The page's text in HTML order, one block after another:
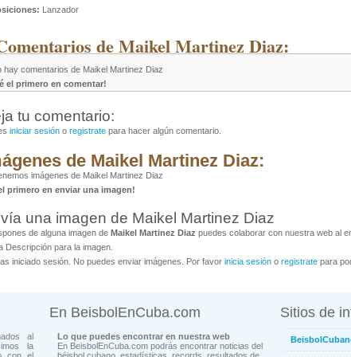
Lanzador
de Maikel Martinez Diaz:
hay comentarios de Maikel Martinez Diaz
el primero en comentar!
tu comentario:
iniciar sesión o registrate para hacer algún comentario.
de Maikel Martinez Diaz:
imágenes de Maikel Martinez Diaz
primero en enviar una imagen!
una imagen de Maikel Martinez Diaz
de alguna imagen de Maikel Martinez Diaz puedes colaborar con nuestra web al
Descripción para la imagen.
iniciado sesión. No puedes enviar imágenes. Por favor inicia sesión o registrate para
al
la
En BeisbolEnCuba.com
Lo que puedes encontrar en nuestra web
En BeisbolEnCuba.com podrás encontrar noticias del
Sitios de